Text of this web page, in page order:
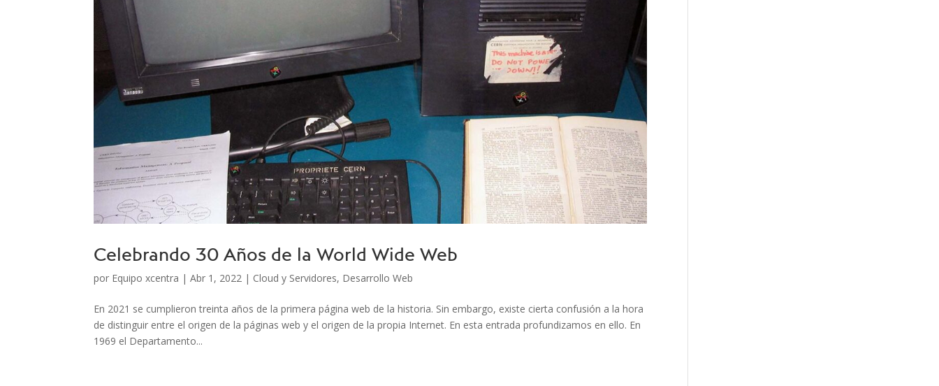
Celebrando 30 Años de la World Wide Web
por Equipo xcentra |Abr 1, 2022 | Cloud y Servidores, Desarrollo Web
En 2021 se cumplieron treinta años de la primera página web de la historia. Sin embargo, existe cierta confusión a la hora
de distinguir entre el origen de la páginas web y el origen de la propia Internet. En esta entrada profundizamos en ello. En
1969 el Departamento...